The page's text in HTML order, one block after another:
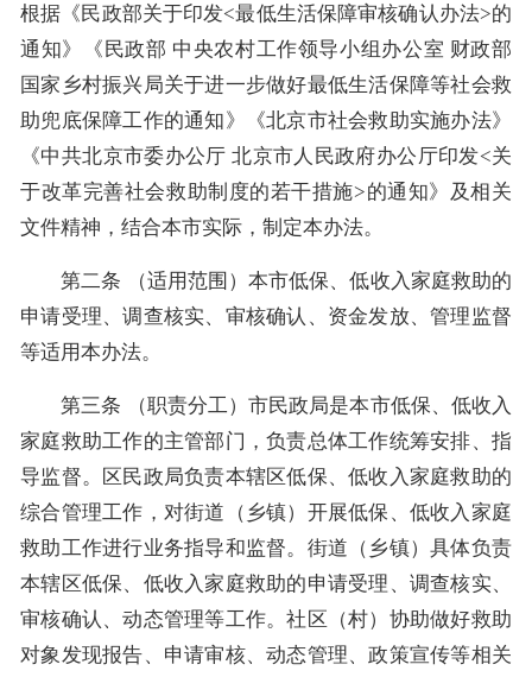
根据《民政部关于印发<最低生活保障审核确认办法>的
通知》《民政部 中央农村工作领导小组办公室 财政部
国家乡村振兴局关于进一步做好最低生活保障等社会救
助兜底保障工作的通知》《北京市社会救助实施办法》
《中共北京市委办公厅 北京市人民政府办公厅印发<关
于改革完善社会救助制度的若干措施>的通知》及相关
文件精神，结合本市实际，制定本办法。
第二条 （适用范围）本市低保、低收入家庭救助的
申请受理、调查核实、审核确认、资金发放、管理监督
等适用本办法。
第三条 （职责分工）市民政局是本市低保、低收入
家庭救助工作的主管部门，负责总体工作统筹安排、指
导监督。区民政局负责本辖区低保、低收入家庭救助的
综合管理工作，对街道（乡镇）开展低保、低收入家庭
救助工作进行业务指导和监督。街道（乡镇）具体负责
本辖区低保、低收入家庭救助的申请受理、调查核实、
审核确认、动态管理等工作。社区（村）协助做好救助
对象发现报告、申请审核、动态管理、政策宣传等相关